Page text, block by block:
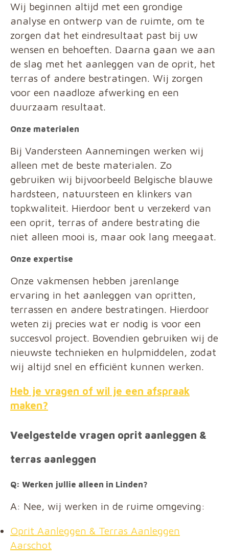
Wij beginnen altijd met een grondige
analyse en ontwerp van de ruimte, om te
zorgen dat het eindresultaat past bij uw
wensen en behoeften. Daarna gaan we aan
de slag met het aanleggen van de oprit, het
terras of andere bestratingen. Wij zorgen
voor een naadloze afwerking en een
duurzaam resultaat.
Onze materialen
Bij Vandersteen Aannemingen werken wij
alleen met de beste materialen. Zo
gebruiken wij bijvoorbeeld Belgische blauwe
hardsteen, natuursteen en klinkers van
topkwaliteit. Hierdoor bent u verzekerd van
een oprit, terras of andere bestrating die
niet alleen mooi is, maar ook lang meegaat.
Onze expertise
Onze vakmensen hebben jarenlange
ervaring in het aanleggen van opritten,
terrassen en andere bestratingen. Hierdoor
weten zij precies wat er nodig is voor een
succesvol project. Bovendien gebruiken wij de
nieuwste technieken en hulpmiddelen, zodat
wij altijd snel en efficiënt kunnen werken.
Heb je vragen of wil je een afspraak
maken?
Veelgestelde vragen oprit aanleggen &
terras aanleggen
Q: Werken jullie alleen in Linden?
A: Nee, wij werken in de ruime omgeving:
Oprit Aanleggen & Terras Aanleggen
Aarschot